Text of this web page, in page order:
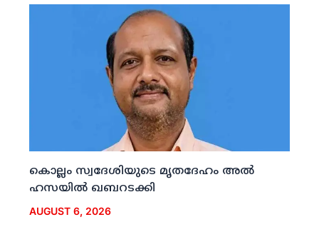
കൊല്ലം സ്വദേശിയുടെ മൃതദേഹം അല്‍
ഹസയില്‍ ഖബറടക്കി
AUGUST 6, 2026